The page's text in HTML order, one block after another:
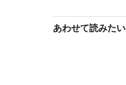
あわせて読みたい